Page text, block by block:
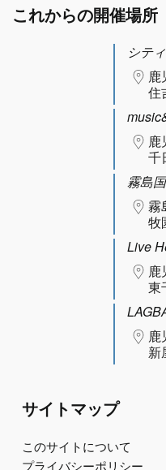
これからの開催場所
シテ
鹿
住
鹿
千
霧島
霧
牧
Live
鹿
東
鹿
新
サイトマップ
このサイトについて
プライバシーポリシー